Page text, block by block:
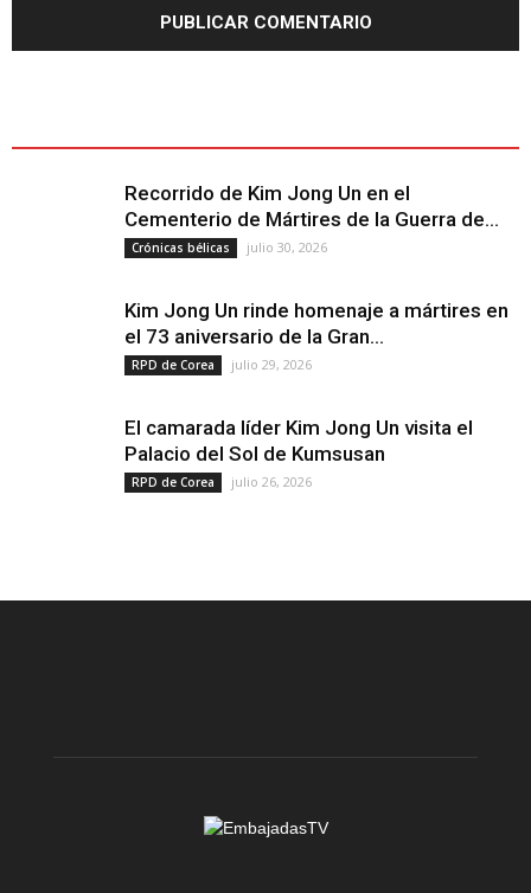
Recorrido de Kim Jong Un en el
Cementerio de Mártires de la Guerra de...
Crónicas bélicas julio 30, 2026
Kim Jong Un rinde homenaje a mártires en
el 73 aniversario de la Gran...
RPD de Corea julio 29, 2026
El camarada líder Kim Jong Un visita el
Palacio del Sol de Kumsusan
RPD de Corea julio 26, 2026